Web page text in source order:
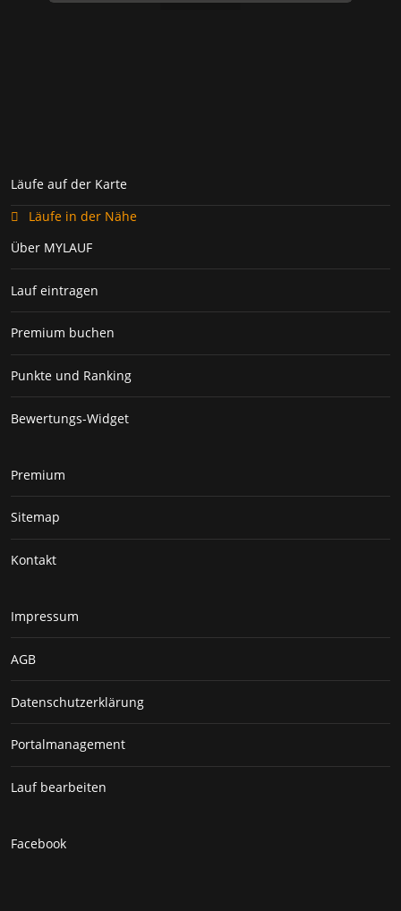
Läufe auf der Karte
Läufe in der Nähe
Über MYLAUF
Lauf eintragen
Premium buchen
Punkte und Ranking
Bewertungs-Widget
Premium
Sitemap
Kontakt
Impressum
AGB
Datenschutzerklärung
Portalmanagement
Lauf bearbeiten
Facebook